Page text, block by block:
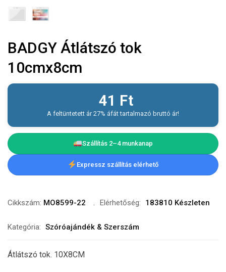
BADGY Átlátszó tok
10cmx8cm
41 Ft
A feltüntetett ár 27% áfát tartalmazó bruttó ár!
Szállítás 2–4 munkanap
Expressz szállítás elérhető
Cikkszám: MO8599-22 Elérhetőség: 183810 Készleten
Kategória: Szóróajándék & Szerszám
Átlátszó tok. 10X8CM